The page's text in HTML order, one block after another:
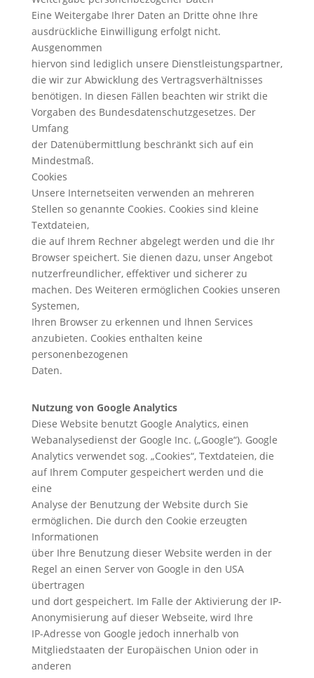
Eine Weitergabe Ihrer Daten an Dritte ohne Ihre
ausdrückliche Einwilligung erfolgt nicht.
Ausgenommen
hiervon sind lediglich unsere Dienstleistungspartner,
die wir zur Abwicklung des Vertragsverhältnisses
benötigen. In diesen Fällen beachten wir strikt die
Vorgaben des Bundesdatenschutzgesetzes. Der
Umfang
der Datenübermittlung beschränkt sich auf ein
Mindestmaß.
Cookies
Unsere Internetseiten verwenden an mehreren
Stellen so genannte Cookies. Cookies sind kleine
Textdateien,
die auf Ihrem Rechner abgelegt werden und die Ihr
Browser speichert. Sie dienen dazu, unser Angebot
nutzerfreundlicher, effektiver und sicherer zu
machen. Des Weiteren ermöglichen Cookies unseren
Systemen,
Ihren Browser zu erkennen und Ihnen Services
anzubieten. Cookies enthalten keine
personenbezogenen
Daten.
Nutzung von Google Analytics
Diese Website benutzt Google Analytics, einen
Webanalysedienst der Google Inc. („Google“). Google
Analytics verwendet sog. „Cookies“, Textdateien, die
auf Ihrem Computer gespeichert werden und die
eine
Analyse der Benutzung der Website durch Sie
ermöglichen. Die durch den Cookie erzeugten
Informationen
über Ihre Benutzung dieser Website werden in der
Regel an einen Server von Google in den USA
übertragen
und dort gespeichert. Im Falle der Aktivierung der IP-
Anonymisierung auf dieser Webseite, wird Ihre
IP-Adresse von Google jedoch innerhalb von
Mitgliedstaaten der Europäischen Union oder in
anderen